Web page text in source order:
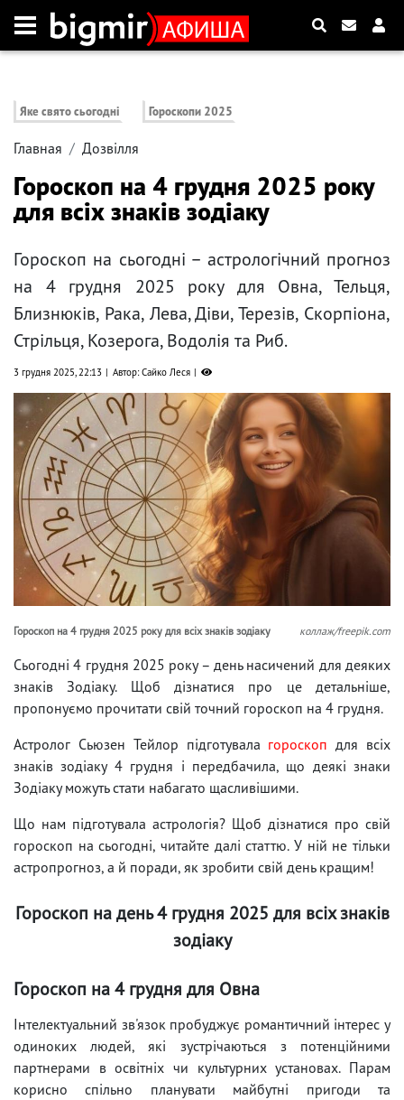
Яке свято сьогодні Гороскопи 2025
Главная Дозвілля
Гороскоп на 4 грудня 2025 року
для всіх знаків зодіаку
Гороскоп на сьогодні – астрологічний прогноз
на 4 грудня 2025 року для Овна, Тельця,
Близнюків, Рака, Лева, Діви, Терезів, Скорпіона,
Стрільця, Козерога, Водолія та Риб.
3 грудня 2025, 22:13 Автор: Сайко Леся
Гороскоп на 4 грудня 2025 року для всіх знаків зодіаку коллаж/freepik.com
Сьогодні 4 грудня 2025 року – день насичений для деяких
знаків Зодіаку. Щоб дізнатися про це детальніше,
пропонуємо прочитати свій точний гороскоп на 4 грудня.
Астролог Сьюзен Тейлор підготувала гороскоп для всіх
знаків зодіаку 4 грудня і передбачила, що деякі знаки
Зодіаку можуть стати набагато щасливішими.
Що нам підготувала астрологія? Щоб дізнатися про свій
гороскоп на сьогодні, читайте далі статтю. У ній не тільки
астропрогноз, а й поради, як зробити свій день кращим!
Гороскоп на день 4 грудня 2025 для всіх знаків
зодіаку
Гороскоп на 4 грудня для Овна
Інтелектуальний зв'язок пробуджує романтичний інтерес у
одиноких людей, які зустрічаються з потенційними
партнерами в освітніх чи культурних установах. Парам
корисно спільно планувати майбутні пригоди та